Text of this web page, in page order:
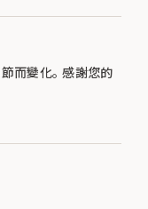
而變化。 感謝您的